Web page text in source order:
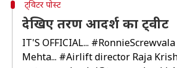
ट्विटर पोस्ट
देखिए तरण आदर्श का ट्वीट
IT'S OFFICIAL... #RonnieScrewvala
Mehta... #Airliftdirector Raja